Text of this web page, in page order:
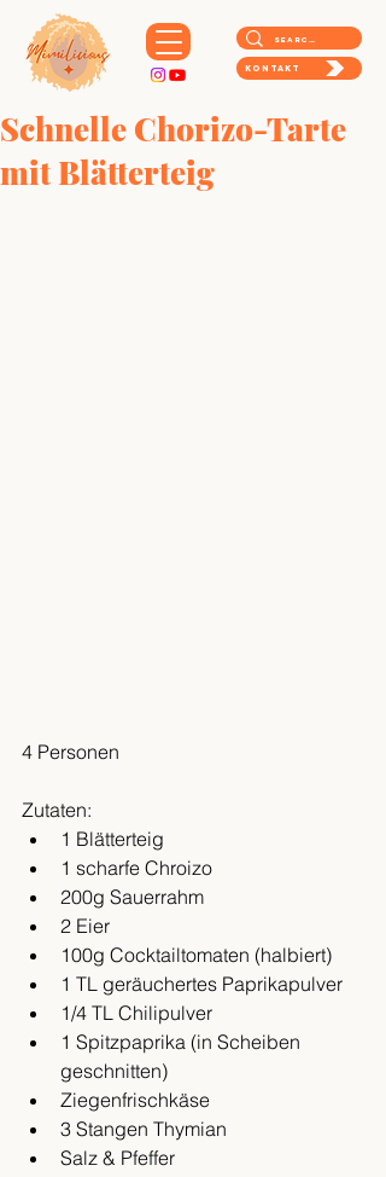
Kontakt
Schnelle Chorizo-Tarte
mit Blätterteig
4 Personen
Zutaten:
1 Blätterteig
1 scharfe Chroizo
200g Sauerrahm
2 Eier
100g Cocktailtomaten (halbiert)
1 TL geräuchertes Paprikapulver
1/4 TL Chilipulver
1 Spitzpaprika (in Scheiben
geschnitten)
Ziegenfrischkäse
3 Stangen Thymian
Salz & Pfeffer